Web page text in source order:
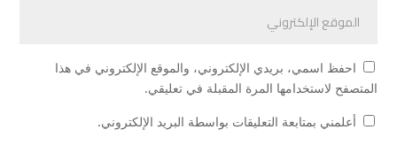
احفظ اسمي، بريدي الإلكتروني، والموقع الإلكتروني في هذا
المتصفح لاستخدامها المرة المقبلة في تعليقي.
أعلمني بمتابعة التعليقات بواسطة البريد الإلكتروني.